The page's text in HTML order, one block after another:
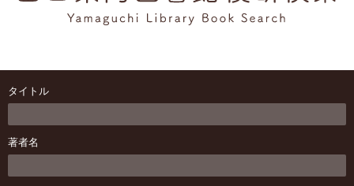
タイトル
著者名